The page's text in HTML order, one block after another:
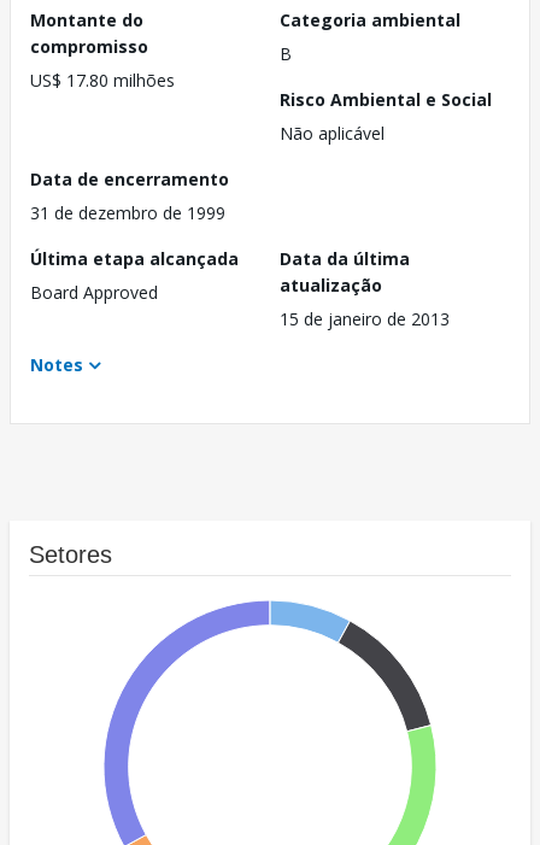
Montante do
compromisso
US$ 17.80 milhões
Categoria ambiental
B
Risco Ambiental e Social
Não aplicável
Data de encerramento
31 de dezembro de 1999
Última etapa alcançada
Board Approved
Data da última
atualização
15 de janeiro de 2013
Notes
Setores